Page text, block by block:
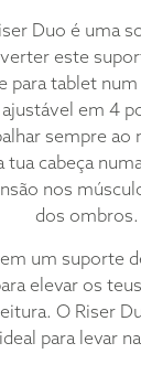
Duo é uma
este
para tablet
em 4
sempre ao
tua cabeça
nos
dos ombros.
um suporte
elevar os
O Riser
para levar